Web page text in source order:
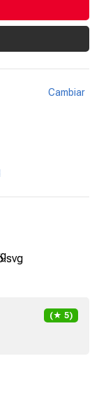
Cambiar
(★ 5)